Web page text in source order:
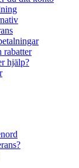
rabatter
hjälp?